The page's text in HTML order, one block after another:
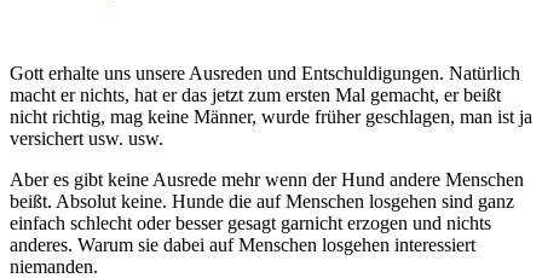
Gott erhalte uns unsere Ausreden und Entschuldigungen. Natürlich
macht er nichts, hat er das jetzt zum ersten Mal gemacht, er beißt
nicht richtig, mag keine Männer, wurde früher geschlagen, man ist ja
versichert usw. usw.
Aber es gibt keine Ausrede mehr wenn der Hund andere Menschen
beißt. Absolut keine. Hunde die auf Menschen losgehen sind ganz
einfach schlecht oder besser gesagt garnicht erzogen und nichts
anderes. Warum sie dabei auf Menschen losgehen interessiert
niemanden.